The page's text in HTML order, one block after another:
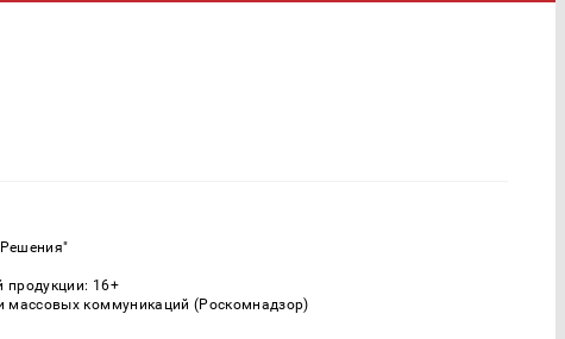
продукции: 16+
массовых коммуникаций (Роскомнадзор)